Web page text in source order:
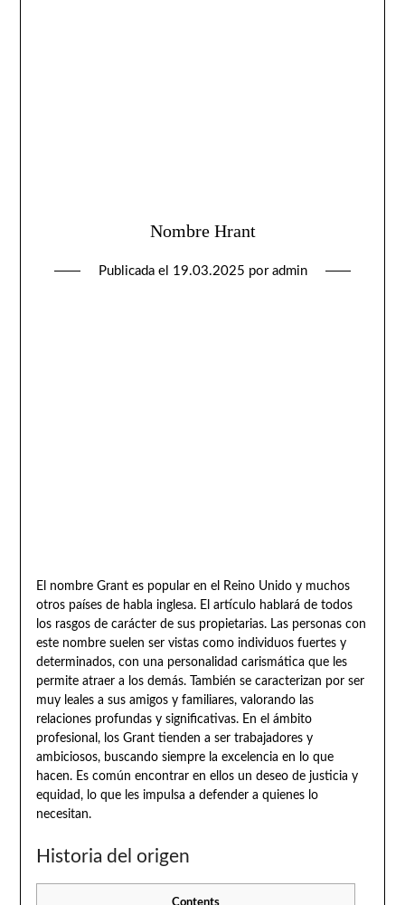
Nombre Hrant
Publicada el 19.03.2025 por admin
El nombre Grant es popular en el Reino Unido y muchos
otros países de habla inglesa. El artículo hablará de todos
los rasgos de carácter de sus propietarias. Las personas con
este nombre suelen ser vistas como individuos fuertes y
determinados, con una personalidad carismática que les
permite atraer a los demás. También se caracterizan por ser
muy leales a sus amigos y familiares, valorando las
relaciones profundas y significativas. En el ámbito
profesional, los Grant tienden a ser trabajadores y
ambiciosos, buscando siempre la excelencia en lo que
hacen. Es común encontrar en ellos un deseo de justicia y
equidad, lo que les impulsa a defender a quienes lo
necesitan.
Historia del origen